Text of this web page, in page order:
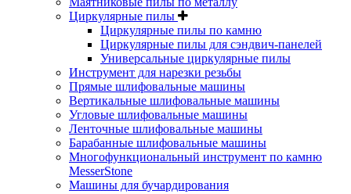
Циркулярные пилы
Циркулярные пилы по камню
Циркулярные пилы для сэндвич-панелей
Универсальные циркулярные пилы
Инструмент для нарезки резьбы
Прямые шлифовальные машины
Вертикальные шлифовальные машины
Угловые шлифовальные машины
Ленточные шлифовальные машины
Барабанные шлифовальные машины
Многофункциональный инструмент по камню
MesserStone
Машины для бучардирования